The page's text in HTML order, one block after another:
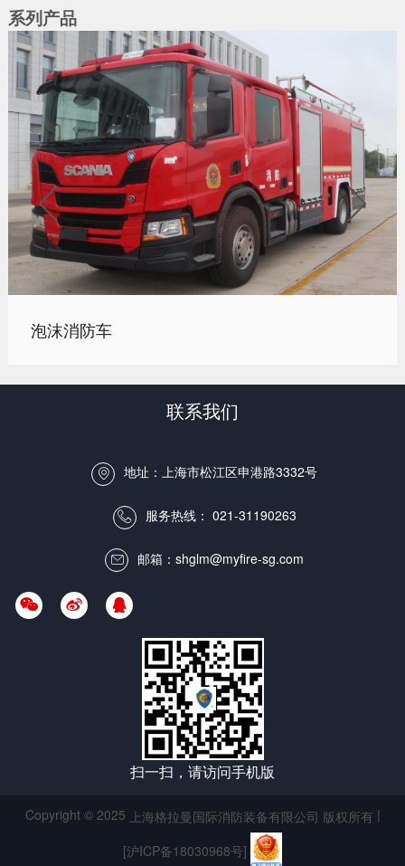
系列产品
泡沫消防车
 
联系我们
 地址：上海市松江区申港路3332号
 服务热线： 021-31190263
 邮箱：shglm@myfire-sg.com
  
扫一扫，请访问手机版
Copyright © 2025 上海格拉曼国际消防装备有限公司 版权所有 |
[沪ICP备18030968号]